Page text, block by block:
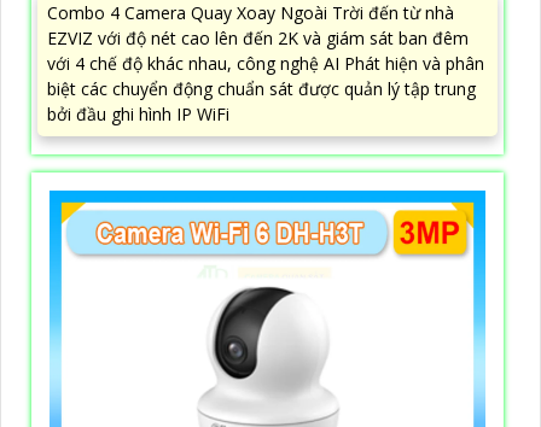
Combo 4 Camera Quay Xoay Ngoài Trời đến từ nhà
EZVIZ với độ nét cao lên đến 2K và giám sát ban đêm
với 4 chế độ khác nhau, công nghệ AI Phát hiện và phân
biệt các chuyển động chuẩn sát được quản lý tập trung
bởi đầu ghi hình IP WiFi